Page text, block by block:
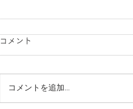
コメント
コメントを追加…